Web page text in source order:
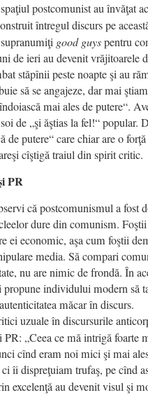
postcomunist au învăţat
întregul discurs pe
good guyspentru
de ieri au devenit vrăjitoarele
stăpînii peste noapte şi au
să se angajeze, dar mai
mai ales de putere“.
de „şi ăştia­s la fel!“ popular.
de putere“ care chiar are o
cîştigă traiul din spirit critic.
PR
că postcomunismul a fost
dure din comunism.
ei economic, aşa cum foştii
media. Să compari
nu are nimic de frondă. În
propune individului modern să
măcar în discurs.
uzuale în discursurile
PR: „Ceea ce mă intrigă foarte
cînd eram noi mici şi mai
îi dispreţuiam trufaş, pe cînd
excelenţă au devenit visul şi